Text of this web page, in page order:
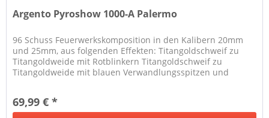
Argento Pyroshow 1000-A Palermo
96 Schuss Feuerwerkskomposition in den Kalibern 20mm
und 25mm, aus folgenden Effekten: Titangoldschweif zu
Titangoldweide mit Rotblinkern Titangoldschweif zu
Titangoldweide mit blauen Verwandlungsspitzen und
69,99 € *